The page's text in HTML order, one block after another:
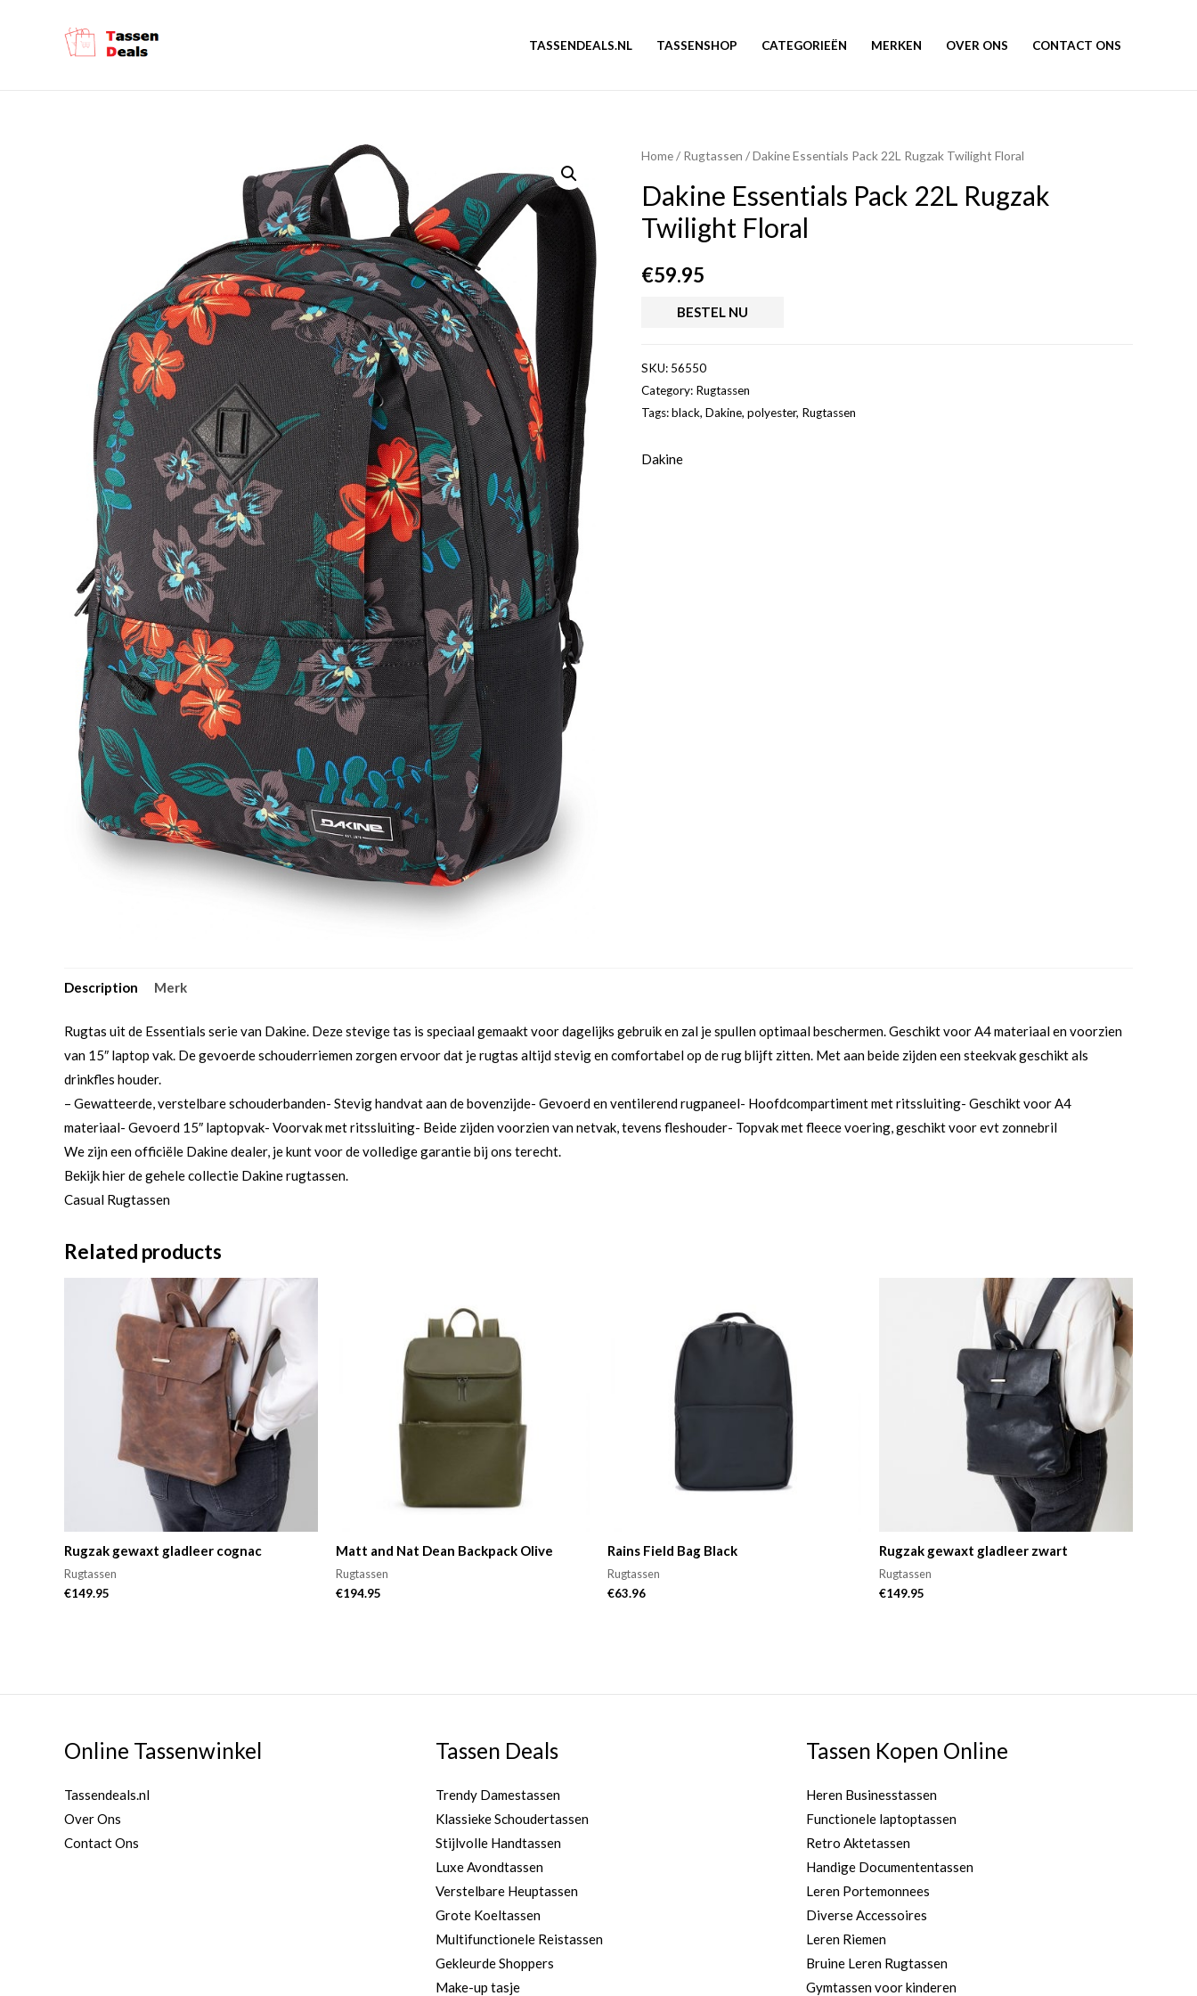
TASSENDEALS.NL TASSENSHOP CATEGORIEËN MERKEN OVER ONS CONTACT ONS
Home/ Rugtassen / Dakine Essentials Pack 22L Rugzak Twilight Floral
Dakine Essentials Pack 22L Rugzak
Twilight Floral
€59.95
BESTEL NU
SKU: 56550
Category: Rugtassen
Tags:black, Dakine, polyester, Rugtassen
Dakine
Description Merk
Rugtas uit de Essentials serie van Dakine. Deze stevige tas is speciaal gemaakt voor dagelijks gebruik en zal je spullen optimaal beschermen. Geschikt voor A4 materiaal en voorzien
van 15″ laptop vak. De gevoerde schouderriemen zorgen ervoor dat je rugtas altijd stevig en comfortabel op de rug blijft zitten. Met aan beide zijden een steekvak geschikt als
drinkfles houder.
– Gewatteerde, verstelbare schouderbanden- Stevig handvat aan de bovenzijde- Gevoerd en ventilerend rugpaneel- Hoofdcompartiment met ritssluiting- Geschikt voor A4
materiaal- Gevoerd 15″ laptopvak- Voorvak met ritssluiting- Beide zijden voorzien van netvak, tevens fleshouder- Topvak met fleece voering, geschikt voor evt zonnebril
We zijn een officiële Dakine dealer, je kunt voor de volledige garantie bij ons terecht.
Bekijk hier de gehele collectie Dakine rugtassen.
Casual Rugtassen
Related products
Rugzak gewaxt gladleer cognac
Rugtassen
€149.95
Matt and Nat Dean Backpack Olive
Rugtassen
€194.95
Rains Field Bag Black
Rugtassen
€63.96
Rugzak gewaxt gladleer zwart
Rugtassen
€149.95
Online Tassenwinkel
Tassendeals.nl
Over Ons
Contact Ons
Tassen Deals
Trendy Damestassen
Klassieke Schoudertassen
Stijlvolle Handtassen
Luxe Avondtassen
Verstelbare Heuptassen
Grote Koeltassen
Multifunctionele Reistassen
Gekleurde Shoppers
Make-up tasje
Tassen Kopen Online
Heren Businesstassen
Functionele laptoptassen
Retro Aktetassen
Handige Documententassen
Leren Portemonnees
Diverse Accessoires
Leren Riemen
Bruine Leren Rugtassen
Gymtassen voor kinderen